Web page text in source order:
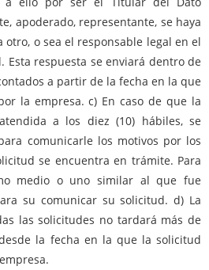
apoderado, representante, se haya
o sea el responsable legal en el
Esta respuesta se enviará dentro de
a partir de la fecha en la que
la empresa. c) En caso de que la
a los diez (10) hábiles, se
comunicarle los motivos por los
se encuentra en trámite. Para
medio o uno similar al que fue
su comunicar su solicitud. d) La
las solicitudes no tardará más de
la fecha en la que la solicitud